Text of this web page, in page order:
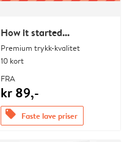
How it started...
Premium trykk-kvalitet
10 kort
FRA
kr 89,-
offers Faste lave priser